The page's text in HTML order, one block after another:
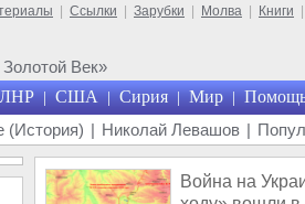
Ссылки Зарубки Молва Книги
Век»
| США | Сирия | Мир |
(История) | Николай Левашов |
Война на